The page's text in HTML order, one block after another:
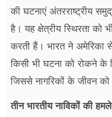
की घटनाएं अंतरराष्ट्रीय
है। यह क्षेत्रीय स्थिरता को
करती हैं। भारत ने अमेरिका
किसी भी घटना को रोकने के
जिससे नागरिकों के जीवन
तीन भारतीय नाविकों की